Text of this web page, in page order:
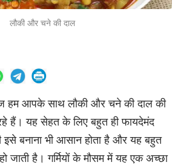
लौकी और चने की दाल
हम आपके साथ लौकी और चने की दाल की
हैं। यह सेहत के लिए बहुत ही फायदेमंद
इसे बनाना भी आसान होता है और यह बहुत
जाती है। गर्मियों के मौसम में यह एक अच्छा